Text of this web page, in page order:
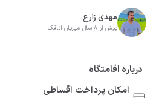
مهدی زارع
بیش از 8 سال میزبان اتاقک
درباره اقامتگاه
امکان پرداخت اقساطی